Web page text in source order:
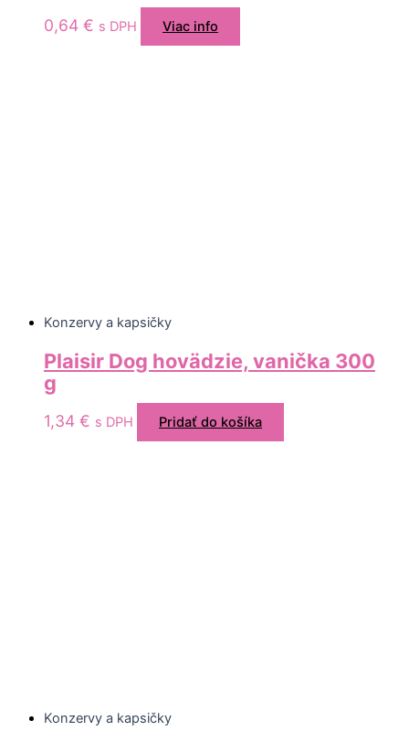
0,64 € s DPH Viac info
Konzervy a kapsičky
Plaisir Dog hovädzie, vanička 300
g
1,34 € s DPH Pridať do košíka
Konzervy a kapsičky